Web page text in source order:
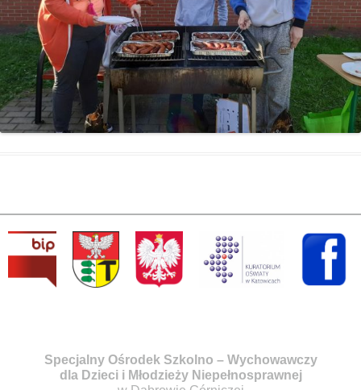
Specjalny Ośrodek Szkolno – Wychowawczy
dla Dzieci i Młodzieży Niepełnosprawnej